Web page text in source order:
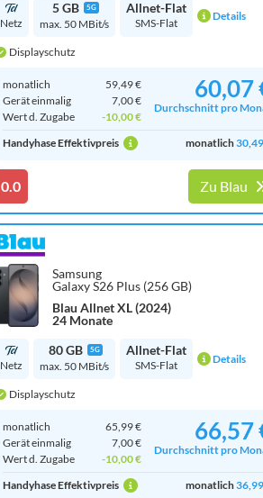
Netz
5 GB 5G
max. 50 MBit/s
Allnet-Flat
SMS-Flat Details
Displayschutz
monatlich
59,49 €
Gerät einmalig
7,00 €
Wert d. Zugabe
-10,00 €
60,07
Durchschnitt pro
Handyhase Effektivpreis monatlich
0.0 Zu Blau
Samsung
Galaxy S26 Plus (256 GB)
Blau Allnet XL (2024)
24 Monate
Netz
80 GB 5G
max. 50 MBit/s
Allnet-Flat
SMS-Flat Details
Displayschutz
monatlich
65,99 €
Gerät einmalig
7,00 €
Wert d. Zugabe
-10,00 €
66,57
Durchschnitt pro
Handyhase Effektivpreis monatlich